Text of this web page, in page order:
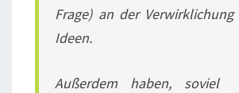
Frage) an der
Ideen.
Außerdem haben,